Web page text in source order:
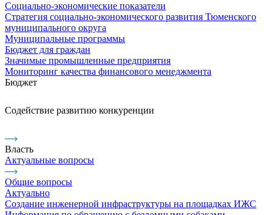
Социально-экономические показатели
Стратегия социально-экономического развития Тюменского
муниципального округа
Муниципальные программы
Бюджет для граждан
Значимые промышленные предприятия
Мониторинг качества финансового менеджмента
Бюджет
Содействие развитию конкуренции
Власть
Актуальные вопросы
Общие вопросы
Актуально
Создание инженерной инфраструктуры на площадках ИЖС